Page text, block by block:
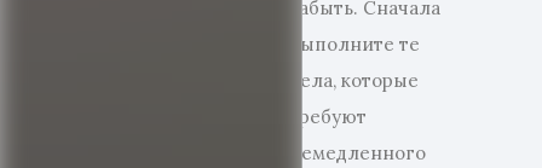
забыть. Сначала
выполните те
дела, которые
требуют
немедленного